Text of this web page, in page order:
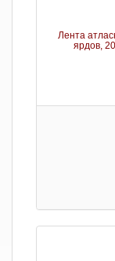
Лента
ярдов,